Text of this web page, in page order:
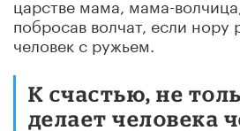
побросав волчат, если нору
человек с ружьем.
К счастью, не
делает человека